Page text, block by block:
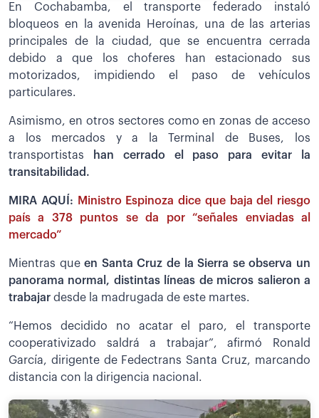
En Cochabamba, el transporte federado instaló
bloqueos en la avenida Heroínas, una de las arterias
principales de la ciudad, que se encuentra cerrada
debido a que los choferes han estacionado sus
motorizados, impidiendo el paso de vehículos
particulares.
Asimismo, en otros sectores como en zonas de acceso
a los mercados y a la Terminal de Buses, los
transportistas han cerrado el paso para evitar la
transitabilidad.
MIRA AQUÍ:
Ministro Espinoza dice que baja del riesgo
país a 378 puntos se da por “señales enviadas al
mercado”
Mientras queen Santa Cruz de la Sierra se observa un
panorama normal, distintas líneas de micros salieron a
trabajar desde la madrugada de este martes.
“Hemos decidido no acatar el paro, el transporte
cooperativizado saldrá a trabajar”, afirmó Ronald
García, dirigente de Fedectrans Santa Cruz, marcando
distancia con la dirigencia nacional.